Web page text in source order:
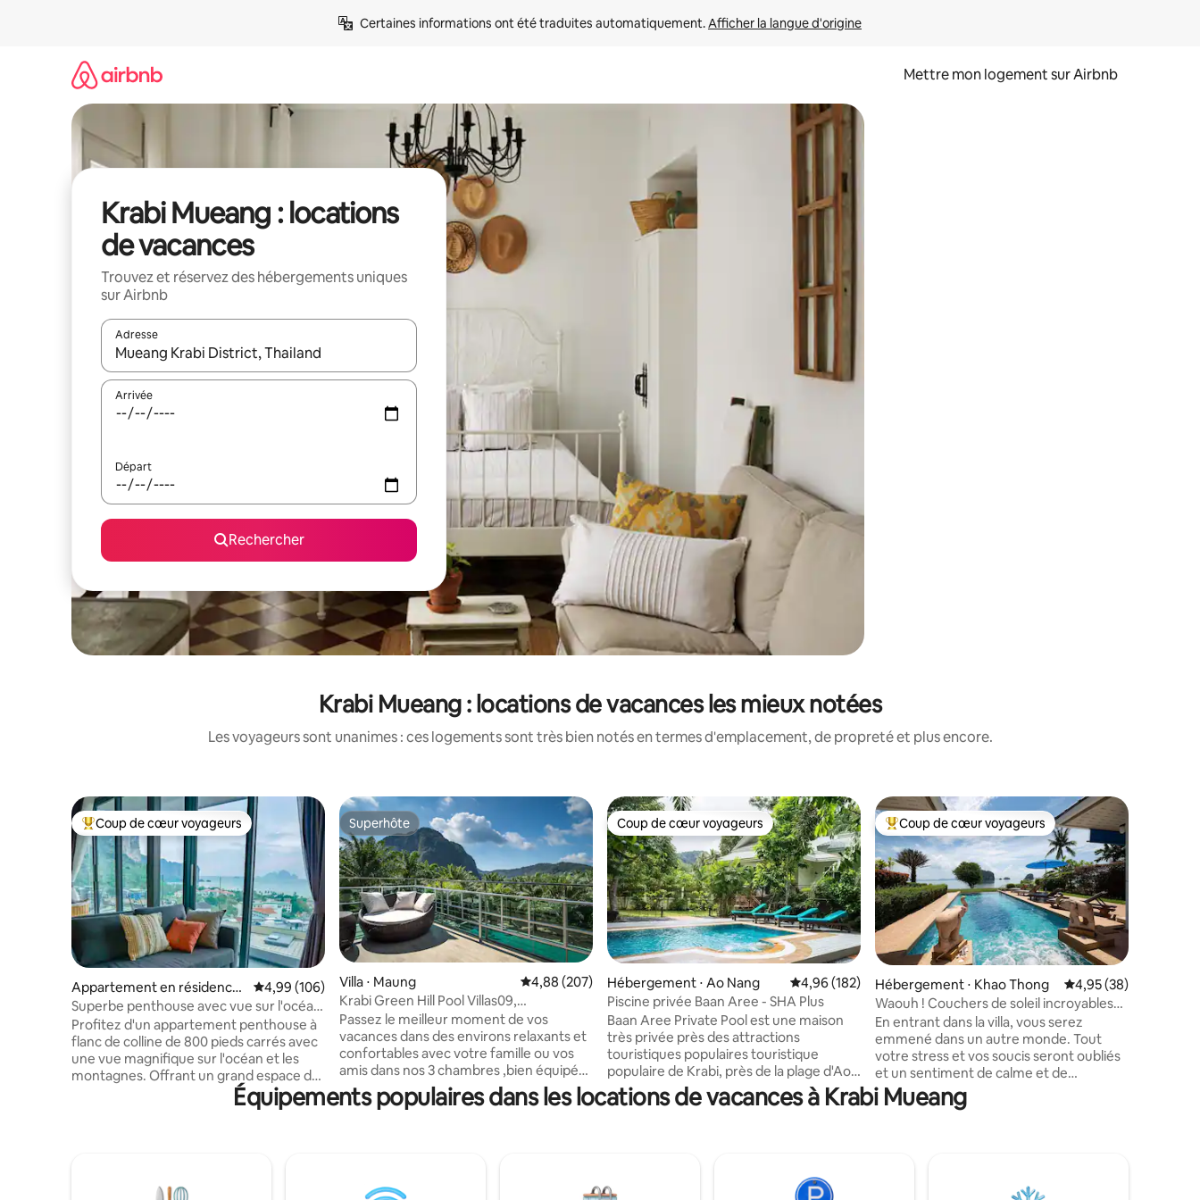
Certaines informations ont été traduites automatiquement. Afficher la langue d'origine
Mettre mon logement sur Airbnb
Krabi Mueang : locations
de vacances
Trouvez et réservez des hébergements uniques
sur Airbnb
Adresse
Lorsque les résultats s'affichent, utilisez les flèches vers le haut et vers le bas pour les parcourir ou en appuyant et en faisant glisser.
Arrivée
Départ
Rechercher
Krabi Mueang : locations de vacances les mieux notées
Les voyageurs sont unanimes : ces logements sont très bien notés en termes d'emplacement, de propreté et plus encore.
Coups de cœur voyageurs les plus appréciés
Coup de cœur voyageurs
Appartement en résidence
⋅ Ao Nang
Évaluation moyenne sur la base de 106 commentaires : 4,99 sur 5
4,99 (106)
Superbe penthouse avec vue sur l'océan,
centre d'Ao Nang
Profitez d'un appartement penthouse à
flanc de colline de 800 pieds carrés avec
une vue magnifique sur l'océan et les
montagnes. Offrant un grand espace de
vie avec deux chambres, deux salles de
bain, deux patios et une baignoire
des mini-marches, des guides
Superhôte
Superhôte
Villa ⋅ Maung Évaluation moyenne sur la base de 207 commentaires : 4,88 sur 5
4,88 (207)
Krabi Green Hill Pool Villas09,
3 chambres, piscine, vue sur la montagne
Passez le meilleur moment de vos
vacances dans des environs relaxants et
confortables avec votre famille ou vos
amis dans nos 3 chambres ,bien équipée
et contient toutes les installations dont
vous pourriez avoir besoin pendant votre
montagne ou la piscine, une chambre
Coup de cœur voyageurs
Coup de cœur voyageurs
Hébergement ⋅ Ao Nang Évaluation moyenne sur la base de 182 commentaires : 4,96 sur 5
4,96 (182)
Piscine privée Baan Aree - SHA Plus
Baan Aree Private Pool est une maison
très privée près des attractions
touristiques populaires touristique
populaire de Krabi, près de la plage d'Ao
Nang à 5 kilomètres, plage de Klomg
Moang à 3 kilomètres, plage de
climatisation dans toutes les chambres
et le salon, lave-linge. Nous sommes fiers
Coups de cœur voyageurs les plus appréciés
Coup de cœur voyageurs
Hébergement ⋅ Khao Thong Évaluation moyenne
4,95 (38)
Waouh ! Couchers de soleil incroyables
et vues imprenables sur la mer !
En entrant dans la villa, vous serez
emmené dans un autre monde. Tout
votre stress et vos soucis seront oubliés
et un sentiment de calme et de
tranquillité sera installé. Bienvenue à
« Villa Jai Yen » - « Cool Heart » Profitez
vos journées. De l'ombre le matin pour
Équipements populaires dans les locations de vacances à Krabi Mueang